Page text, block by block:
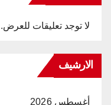
لا توجد تعليقات للعرض.
الارشيف
أغسطس 2026